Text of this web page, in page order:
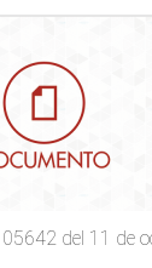
del 11 de